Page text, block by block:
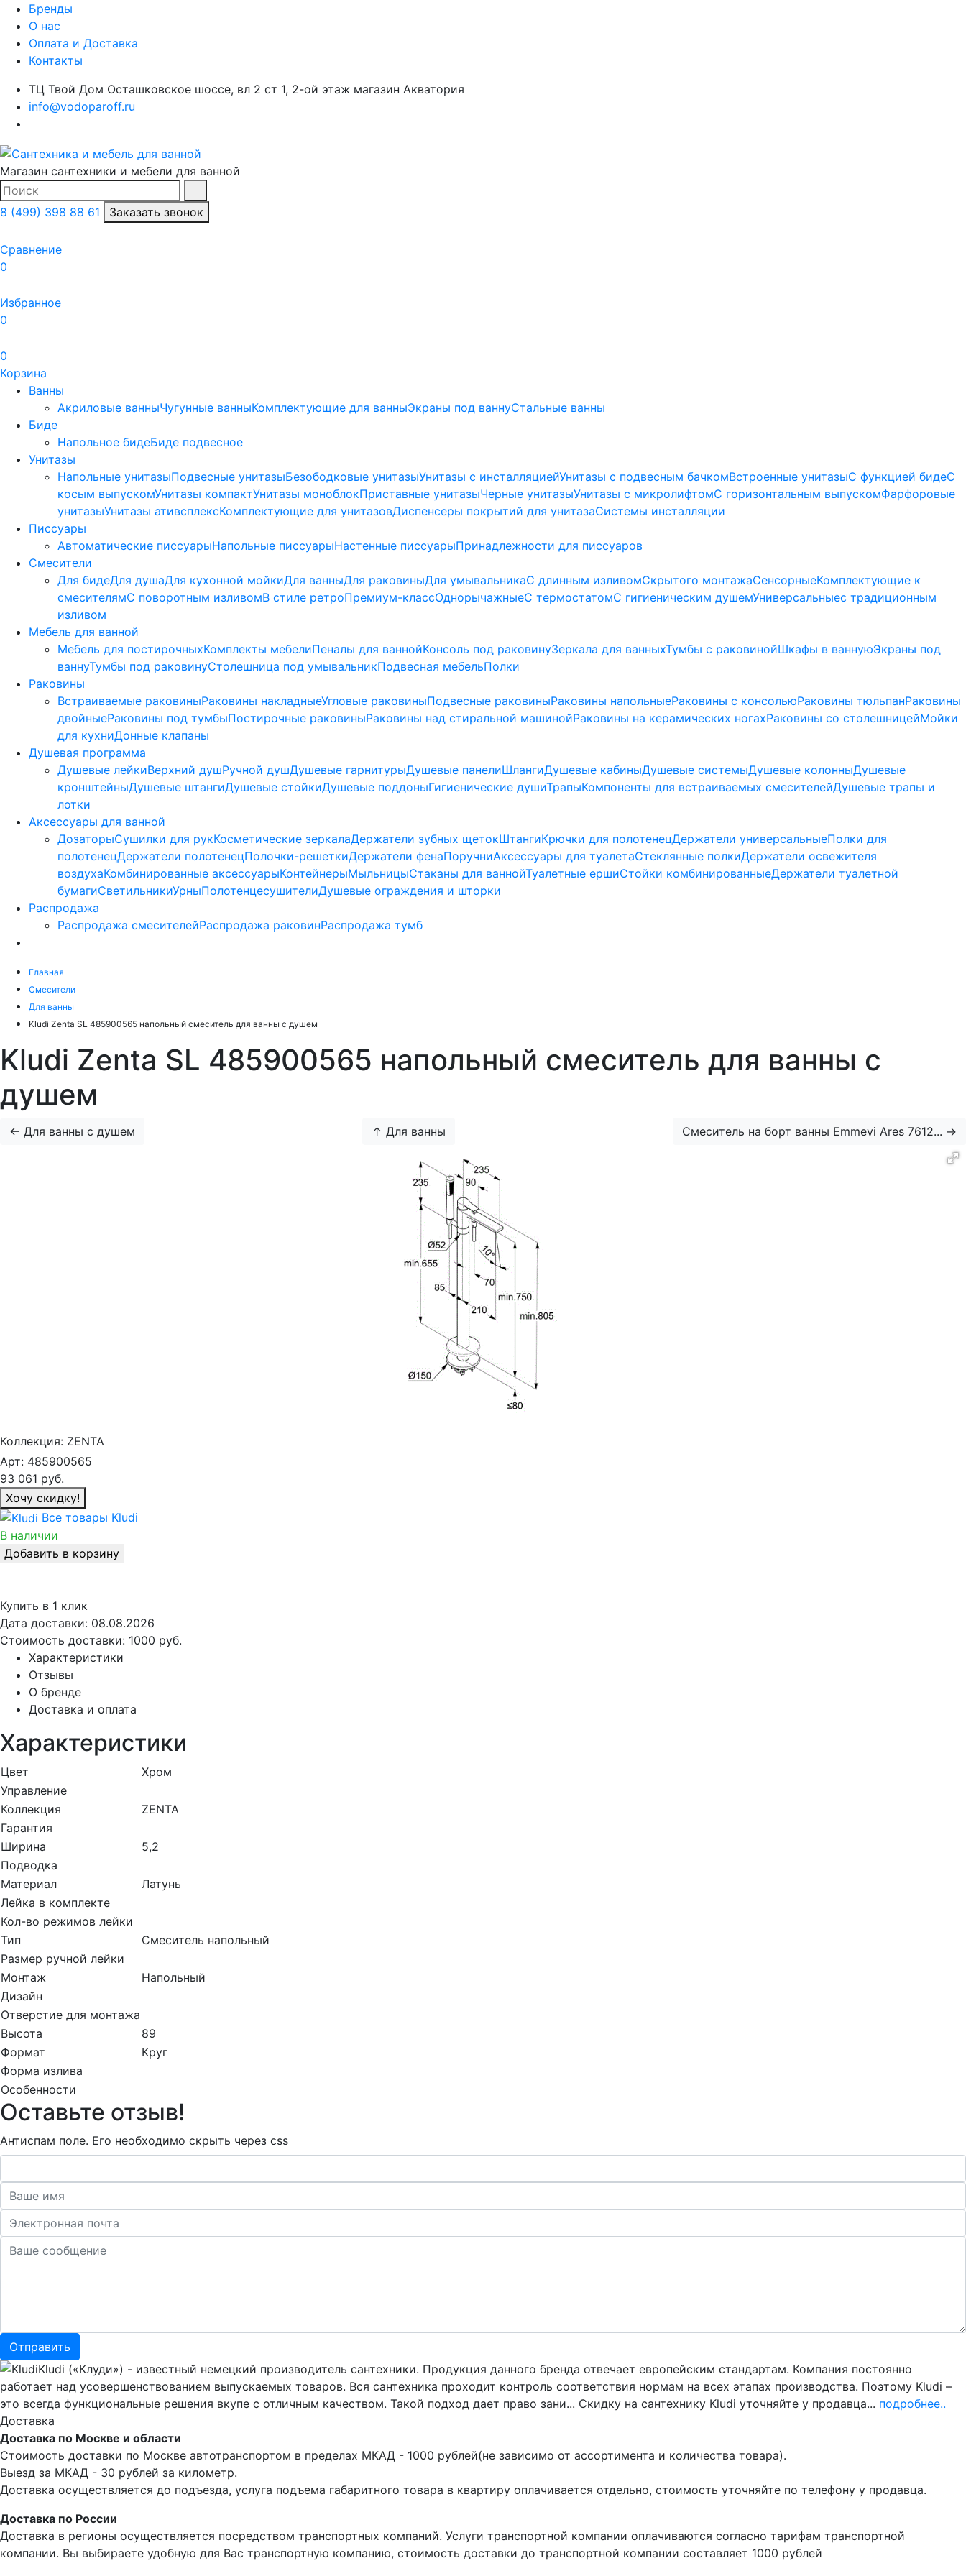
Бренды
О нас
Оплата и Доставка
Контакты
ТЦ Твой Дом Осташковское шоссе, вл 2 ст 1, 2-ой этаж магазин Акватория
info@vodoparoff.ru
Магазин сантехники и мебели для ванной
Поиск
8 (499) 398 88 61
Заказать звонок
Сравнение
0
Избранное
0
0
Корзина
Ванны
Акриловые ванныЧугунные ванныКомплектующие для ванныЭкраны под ваннуСтальные ванны
Биде
Напольное бидеБиде пoдвеснoе
Унитазы
Напольные унитазыПодвесные унитазыБезободковые унитазыУнитазы с инсталляциейУнитазы с подвесным бачкомВстроенные унитазыС функцией бидеС
косым выпускомУнитазы компактУнитазы моноблокПриставные унитазыЧерные унитазыУнитазы с микролифтомC горизонтальным выпускомФарфоровые
унитазыУнитазы ативсплексКомплектующие для унитазовДиспенсеры покрытий для унитазаСистемы инсталляции
Писсуары
Автоматические писсуарыНапольные писсуарыНастенные писсуарыПринадлежности для писсуаров
Смесители
Для бидеДля душаДля кухонной мойкиДля ванныДля раковиныДля умывальникаС длинным изливомСкрытого монтажаСенсорныеКомплектующие к
смесителямС поворотным изливомВ стиле ретроПремиум-классОднорычажныеС термостатомС гигиеническим душемУниверсальныес традиционным
изливом
Мебель для ванной
Мебель для постирочныхКомплекты мебелиПеналы для ваннойКонсоль под раковинуЗеркала для ванныхТумбы с раковинойШкафы в ваннуюЭкраны под
ваннуТумбы под раковинуСтолешница под умывальникПодвесная мебельПолки
Раковины
Встраиваемые раковиныРаковины накладныеУгловые раковиныПодвесные раковиныРаковины напольныеРаковины с консольюРаковины тюльпанРаковины
двойныеРаковины под тумбыПостирочные раковиныРаковины над стиральной машинойРаковины на керамических ногахРаковины со столешницейМойки
для кухниДонные клапаны
Душевая программа
Душевые лейкиВерхний душРучной душДушевые гарнитурыДушевые панелиШлангиДушевые кабиныДушевые системыДушевые колонныДушевые
кронштейныДушевые штангиДушевые стойкиДушевые поддоныГигиенические душиТрапыКомпоненты для встраиваемых смесителейДушевые трапы и
лотки
Аксессуары для ванной
ДозаторыСушилки для рукКосметические зеркалаДержатели зубных щетокШтангиКрючки для полотенецДержатели универсальныеПолки для
полотенецДержатели полотенецПолочки-решеткиДержатели фенаПоручниАксессуары для туалетаСтеклянные полкиДержатели освежителя
воздухаКомбинированные аксессуарыКонтейнерыМыльницыСтаканы для ваннойТуалетные ершиСтойки комбинированныеДержатели туалетной
бумагиСветильникиУрныПолотенцесушителиДушевые ограждения и шторки
Распродажа
Распродажа смесителейРаспродажа раковинРаспродажа тумб
Главная
Смесители
Для ванны
Kludi Zenta SL 485900565 напольный смеситель для ванны с душем
Kludi Zenta SL 485900565 напольный смеситель для ванны с
душем
← Для ванны с душем ↑ Для ванны Смеситель на борт ванны Emmevi Ares 7612... →
Коллекция: ZENTA
Арт: 485900565
93 061 руб.
Хочу скидку!
Все товары Kludi
В наличии
Добавить в корзину
Купить в 1 клик
Дата доставки: 08.08.2026
Стоимость доставки: 1000 руб.
Характеристики
Отзывы
О бренде
Доставка и оплата
Характеристики
Цвет
Хром
Управление
Коллекция
ZENTA
Гарантия
Ширина
5,2
Подводка
Материал
Латунь
Лейка в комплекте
Кол-во режимов лейки
Тип
Смеситель напольный
Размер ручной лейки
Монтаж
Напольный
Дизайн
Отверстие для монтажа
Высота
89
Формат
Круг
Форма излива
Особенности
Оставьте отзыв!
Антиспам поле. Его необходимо скрыть через css
Kludi («Клуди») - известный немецкий производитель сантехники. Продукция данного бренда отвечает европейским стандартам. Компания постоянно
работает над усовершенствованием выпускаемых товаров. Вся сантехника проходит контроль соответствия нормам на всех этапах производства. Поэтому Kludi –
это всегда функциональные решения вкупе с отличным качеством. Такой подход дает право зани... Скидку на сантехнику Kludi уточняйте у продавца... подробнее..
Доставка
Доставка по Москве и области
Стоимость доставки по Москве автотранспортом в пределах МКАД - 1000 рублей(не зависимо от ассортимента и количества товара).
Выезд за МКАД - 30 рублей за километр.
Доставка осуществляется до подъезда, услуга подъема габаритного товара в квартиру оплачивается отдельно, стоимость уточняйте по телефону у продавца.
Доставка по России
Доставка в регионы осуществляется посредством транспортных компаний. Услуги транспортной компании оплачиваются согласно тарифам транспортной
компании. Вы выбираете удобную для Вас транспортную компанию, стоимость доставки до транспортной компании составляет 1000 рублей